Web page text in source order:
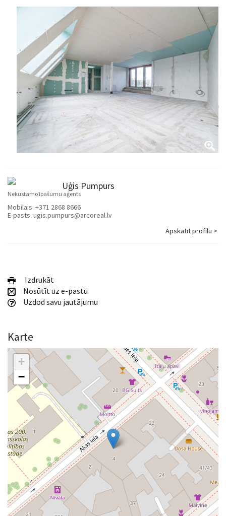
Uģis Pumpurs
Nekustamo īpašumu aģents
Mobilais: +371 2868 8666
E-pasts: ugis.pumpurs@arcoreal.lv
Apskatīt profilu >
Izdrukāt
Nosūtīt uz e-pastu
Uzdod savu jautājumu
Karte
+
−